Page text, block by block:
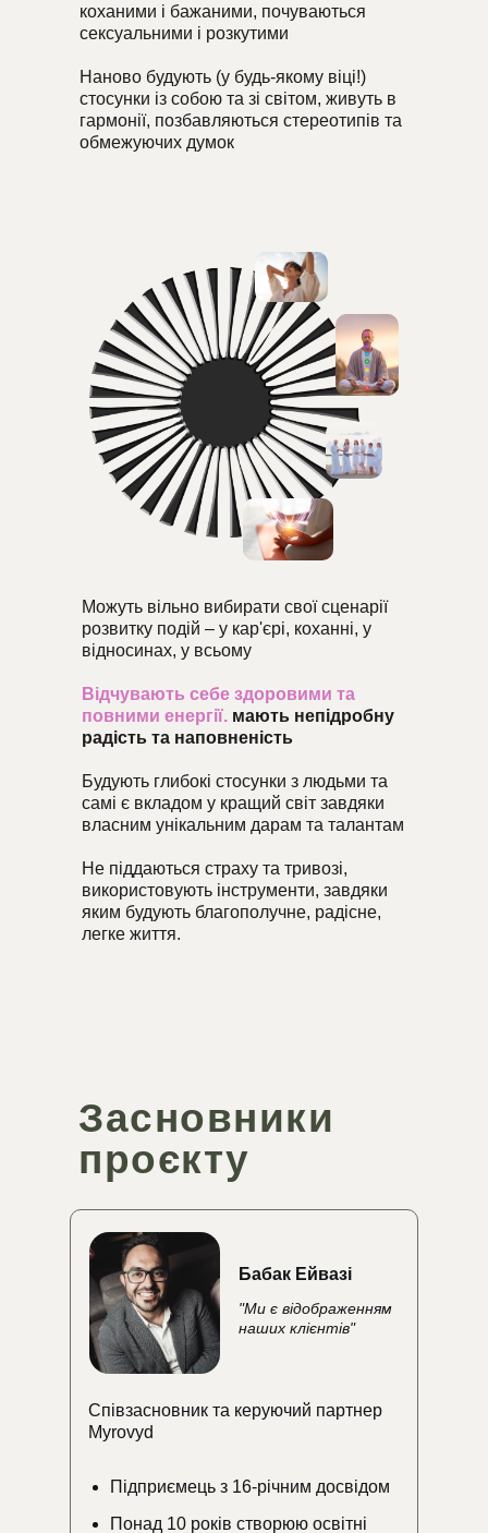
коханими і бажаними, почуваються
сексуальними і розкутими
Наново будують (у будь-якому віці!)
стосунки із собою та зі світом, живуть в
гармонії, позбавляються стереотипів та
обмежуючих думок
Можуть вільно вибирати свої сценарії
розвитку подій – у кар'єрі, коханні, у
відносинах, у всьому
Відчувають себе здоровими та
повними енергії. мають непідробну
радість та наповненість
Будують глибокі стосунки з людьми та
самі є вкладом у кращий світ завдяки
власним унікальним дарам та талантам
Не піддаються страху та тривозі,
використовують інструменти, завдяки
яким будують благополучне, радісне,
легке життя.
Засновники
проєкту
Підприємець з 16-річним досвідом
Понад 10 років створюю освітні
Бабак Ейвазі
"Ми є відображенням
наших клієнтів"
Співзасновник та керуючий партнер
Myrovyd